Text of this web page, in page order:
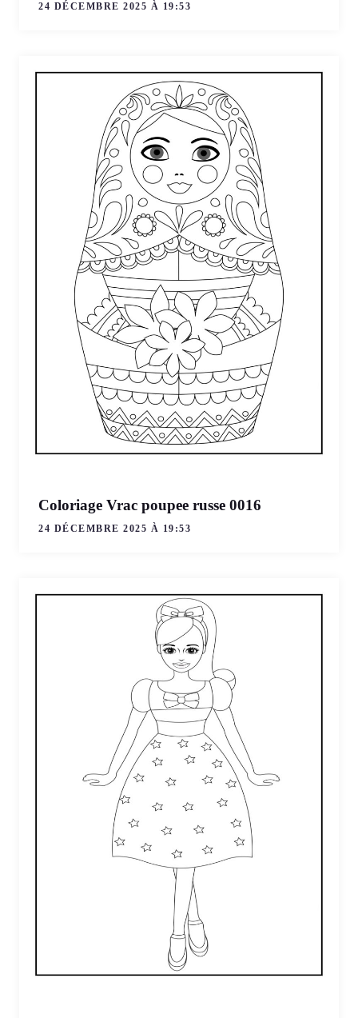
24 DÉCEMBRE 2025 À 19:53
Coloriage Vrac poupee russe 0016
24 DÉCEMBRE 2025 À 19:53